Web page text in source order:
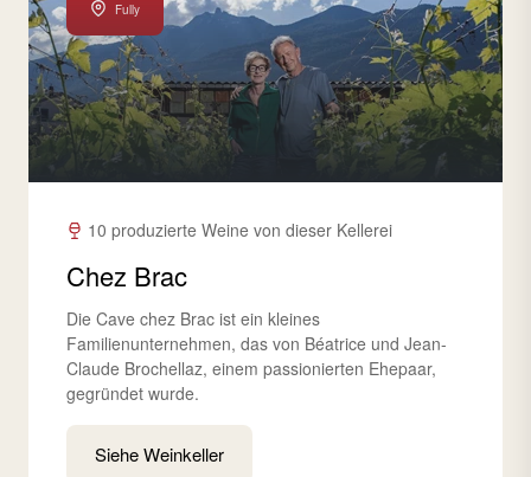
Fully
10 produzierte Weine von dieser Kellerei
Chez Brac
Die Cave chez Brac ist ein kleines
Familienunternehmen, das von Béatrice und Jean-
Claude Brochellaz, einem passionierten Ehepaar,
gegründet wurde.
Siehe Weinkeller